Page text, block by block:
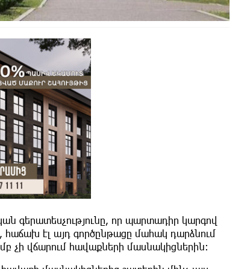
գերատեսչությունը, որ պար­տադիր կարգով
էլ այդ գործընթացը մահակ դարձնում
չի վճարում հավաքների մասնակիցներին։